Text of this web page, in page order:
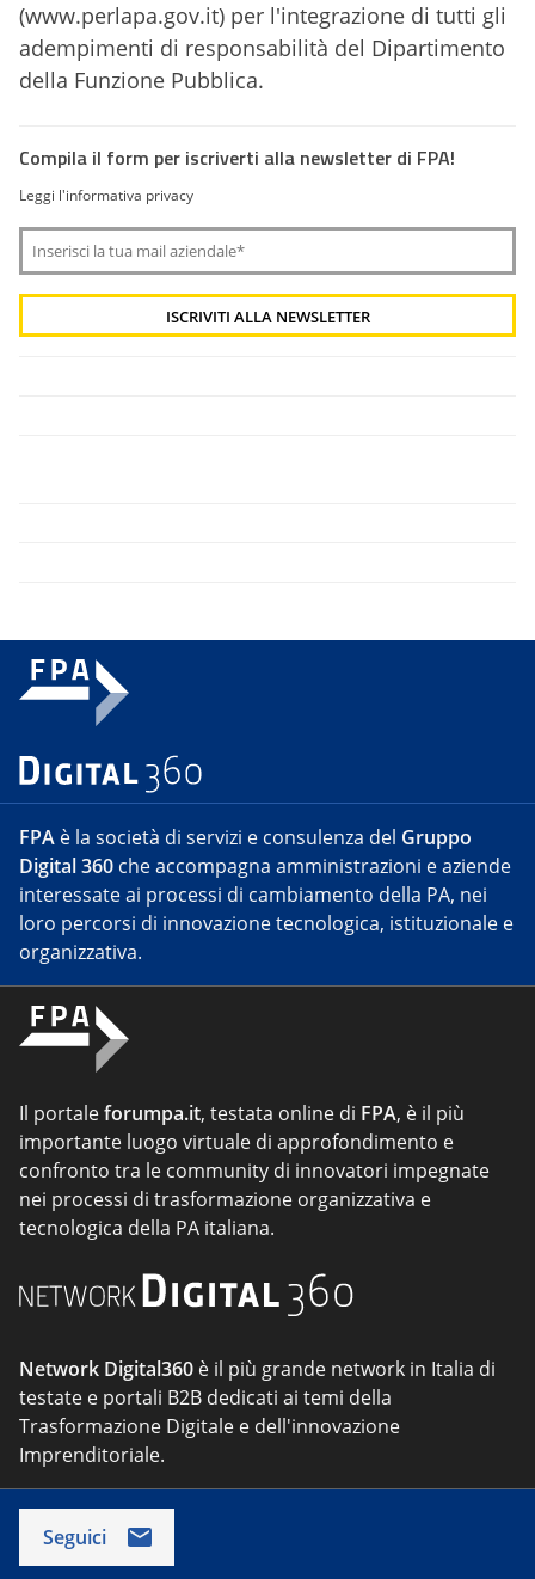
(www.perlapa.gov.it) per l'integrazione di tutti gli
adempimenti di responsabilità del Dipartimento
della Funzione Pubblica.
Compila il form per iscriverti alla newsletter di FPA!
Leggi l'informativa privacy
FPA è la società di servizi e consulenza del Gruppo
Digital 360 che accompagna amministrazioni e aziende
interessate ai processi di cambiamento della PA, nei
loro percorsi di innovazione tecnologica, istituzionale e
organizzativa.
Il portaleforumpa.it, testata online di FPA, è il più
importante luogo virtuale di approfondimento e
confronto tra le community di innovatori impegnate
nei processi di trasformazione organizzativa e
tecnologica della PA italiana.
Network Digital360 è il più grande network in Italia di
testate e portali B2B dedicati ai temi della
Trasformazione Digitale e dell'innovazione
Imprenditoriale.
Seguici